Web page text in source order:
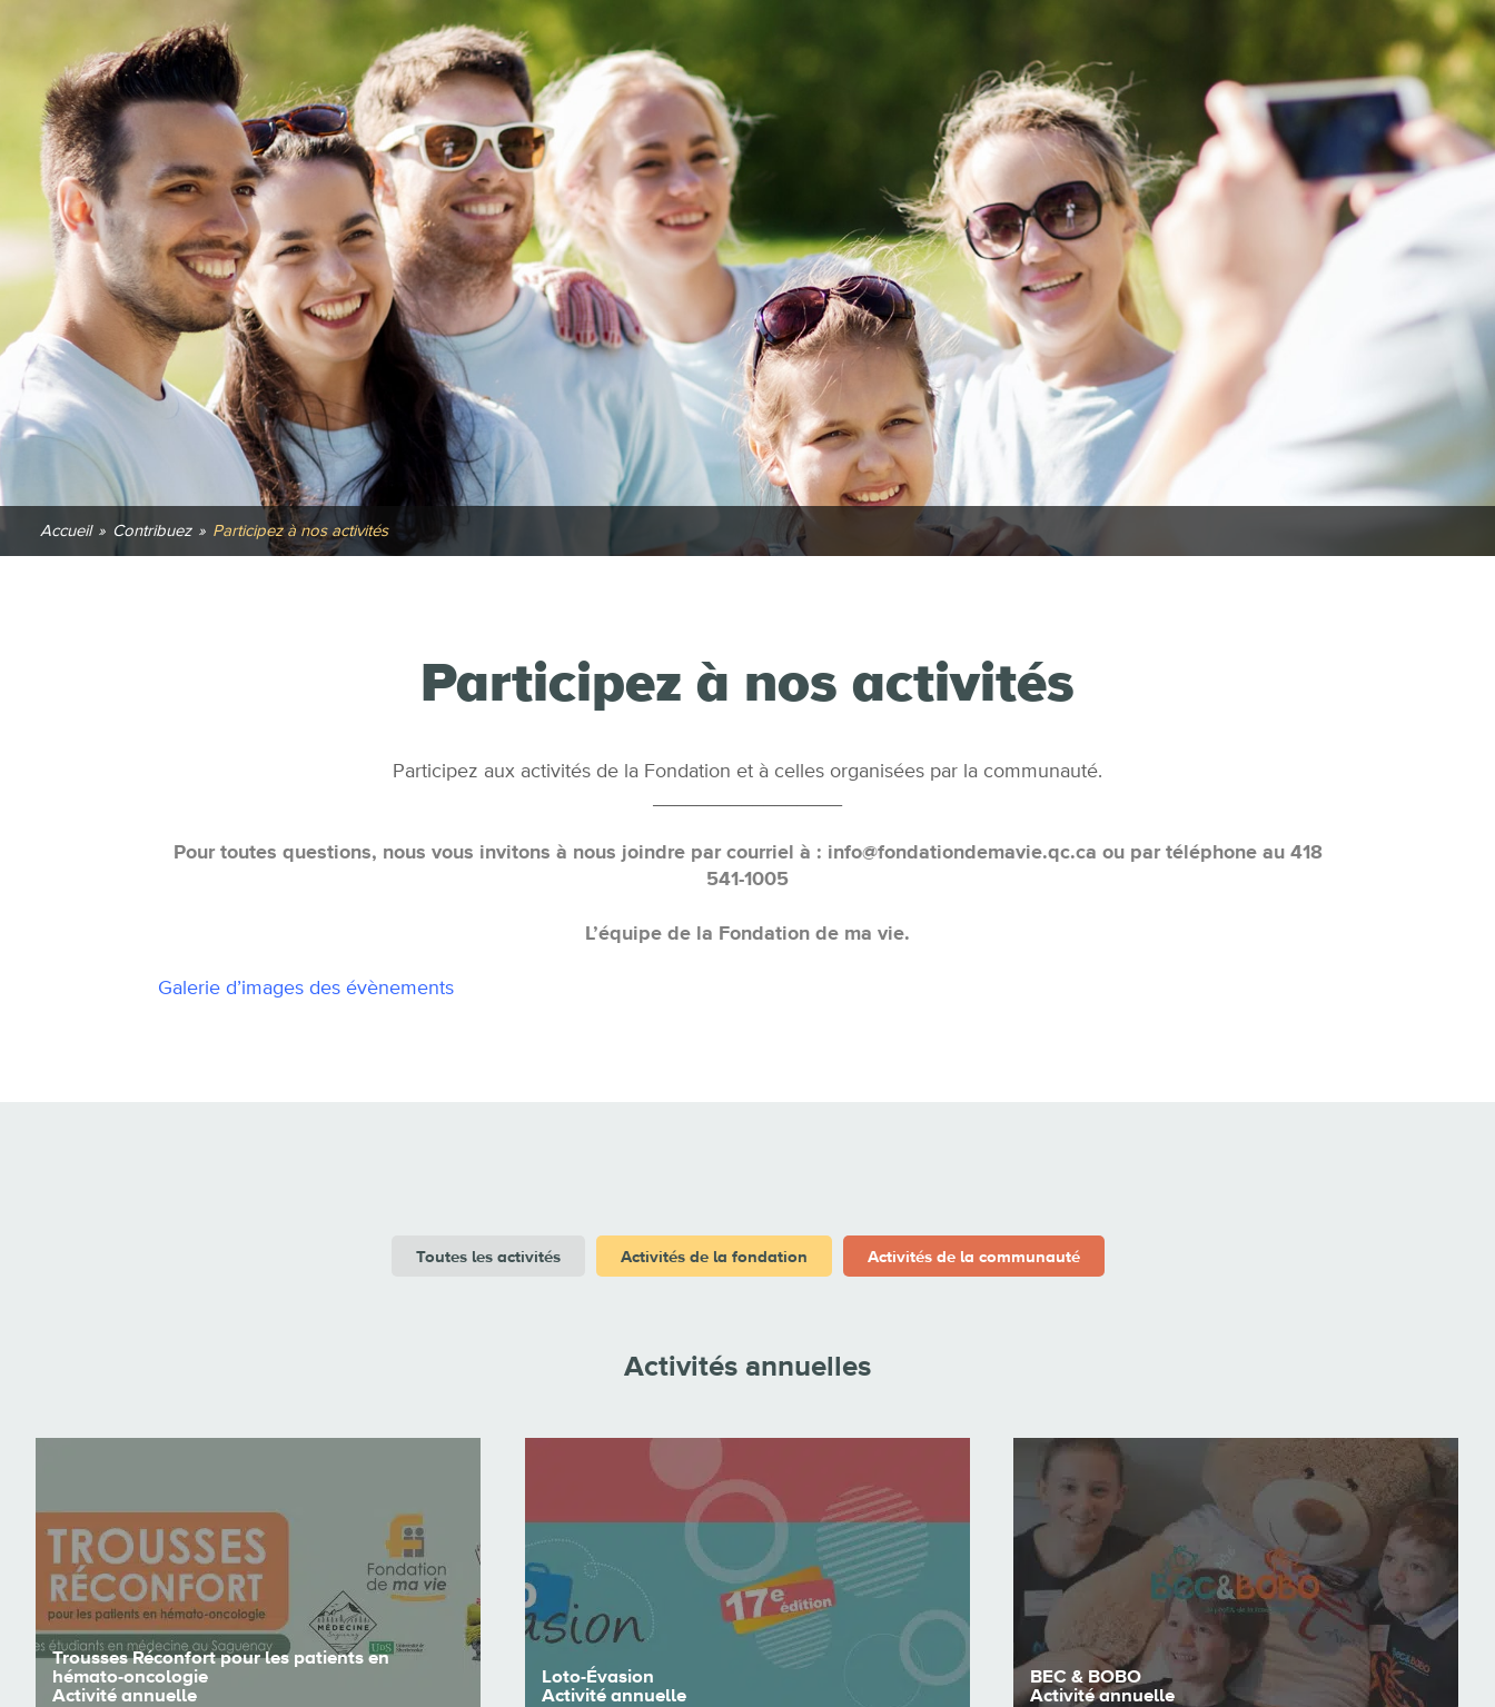
Accueil » Contribuez » Participez à nos activités
Participez à nos activités
Participez aux activités de la Fondation et à celles organisées par la communauté.
Pour toutes questions, nous vous invitons à nous joindre par courriel à : info@fondationdemavie.qc.ca ou par téléphone au 418
541-1005
L’équipe de la Fondation de ma vie.
Galerie d’images des évènements
Toutes les activités Activités de la fondation Activités de la communauté
Activités annuelles
Voir les détails
Trousses Réconfort pour les patients en
hémato-oncologie
Activité annuelle
Loto-Évasion
Activité annuelle
Voir les détails
BEC & BOBO
Activité annuelle